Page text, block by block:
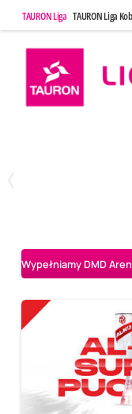
TAURON Liga TAURON Liga
Wypełniamy DMD